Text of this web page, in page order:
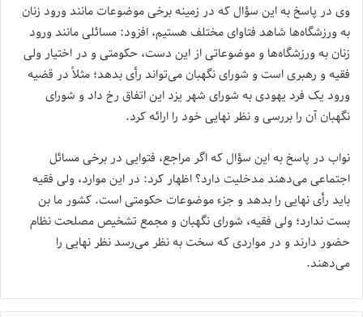
وی در پاسخ به این سؤال که در زمینه برخی موضوعات مانند ورود زنان
به ورزشگاه‌ها شاهد فتاوای مختلف هستیم، افزود: مسائلی مانند ورود
زنان به ورزشگاه‌ها و موضوعاتی از این دست، حکومتی و در اختیار ولی
فقیه و رهبری است و شورای نگهبان می‌تواند رأی بدهد؛ مثلاً در قضیه
ورود یک فرد یهودی به شورای شهر یزد این اتفاق رخ داد و شورای
نگهبان آن را بررسی و نظر نهایی خود را ارائه کرد.
نواب در پاسخ به این سؤال که اگر مراجع، فتوایی در برخی مسائل
اجتماعی می‌دهند مدخلیت دارد؟ اظهار کرد: در این موارد، ولی فقیه
باید رأی نهایی را بدهد و جزء موضوعات حکومتی است. کشور ما بن
بست ندارد؛ ولی فقیه، شورای نگهبان و مجمع تشخیص مصلحت نظام
حضور دارند و در مواردی که سخت به نظر می‌رسد نظر نهایی را
می‌دهند.